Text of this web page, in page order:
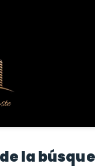
la